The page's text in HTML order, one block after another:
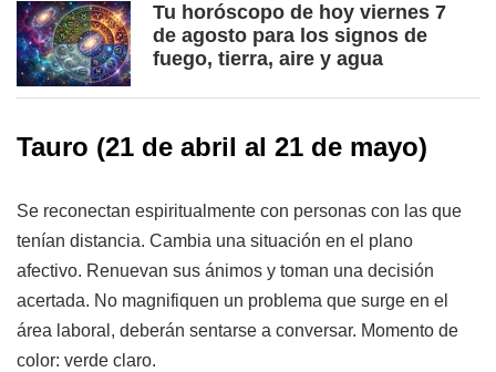
Tu horóscopo de hoy viernes 7
de agosto para los signos de
fuego, tierra, aire y agua
Tauro (21 de abril al 21 de mayo)
Se reconectan espiritualmente con personas con las que
tenían distancia. Cambia una situación en el plano
afectivo. Renuevan sus ánimos y toman una decisión
acertada. No magnifiquen un problema que surge en el
área laboral, deberán sentarse a conversar. Momento de
color: verde claro.